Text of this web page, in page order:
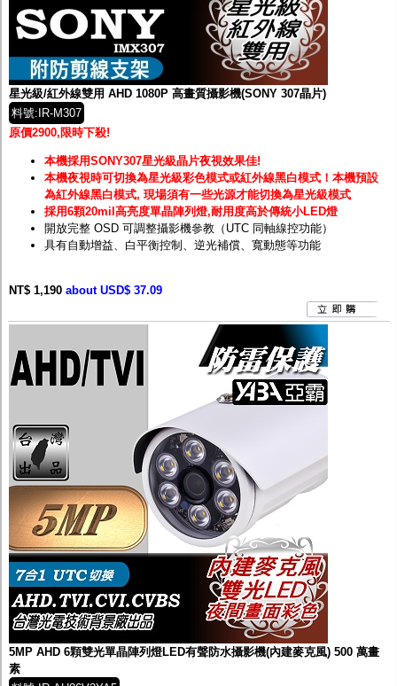
星光級/紅外線雙用 AHD 1080P 高畫質攝影機(SONY 307晶片)
料號:IR-M307
原價2900,限時下殺!
本機採用SONY307星光級晶片夜視效果佳!
本機夜視時可切換為星光級彩色模式或紅外線黑白模式！ 本機預設
為紅外線黑白模式, 現場須有一些光源才能切換為星光級模式
採用6顆20mil高亮度單晶陣列燈,耐用度高於傳統小LED燈
開放完整 OSD 可調整攝影機參教（UTC 同軸線控功能）
具有自動增益、白平衡控制、逆光補償、寬動態等功能
NT$ 1,190 about USD$ 37.09
5MP AHD 6顆雙光單晶陣列燈LED有聲防水攝影機(內建麥克風) 500 萬畫
素